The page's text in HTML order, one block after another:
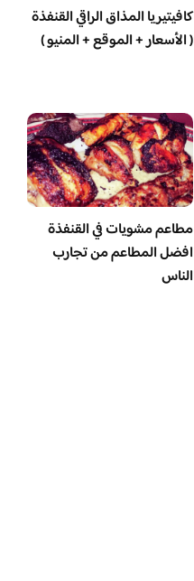
كافيتيريا المذاق الراقي القنفذة
( الأسعار + الموقع + المنيو )
مطاعم مشويات في القنفذة
افضل المطاعم من تجارب
الناس